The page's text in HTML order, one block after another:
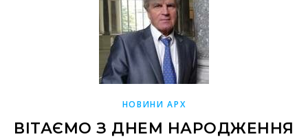
НОВИНИ АРХ
ВІТАЄМО З ДНЕМ НАРОДЖЕННЯ